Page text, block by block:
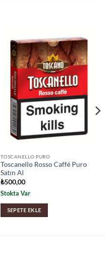
TOSCANELLO PURO
Toscanello Rosso Caffé Puro
Satın Al
₺500,00
Stokta Var
SEPETE EKLE